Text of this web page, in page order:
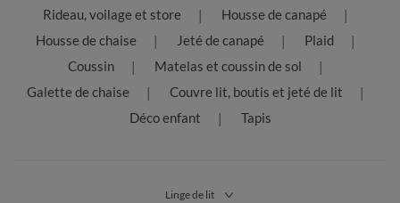
Rideau, voilage et store
Housse de canapé
Housse de chaise
Jeté de canapé
Plaid
Coussin
Matelas et coussin de sol
Galette de chaise
Couvre lit, boutis et jeté de lit
Déco enfant
Tapis
Linge de lit